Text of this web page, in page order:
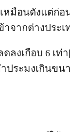
มือนดังแต่ก่อ
จากต่างประเ
ดลงเกือบ 6 เ
ำประมงเกินข